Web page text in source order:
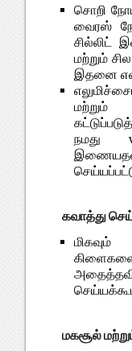
சொறி
வைரஸ்
சில்லிட்
மற்றும்
இதனை
மற்றும்
நமது
கவாத்து
மகசூல்